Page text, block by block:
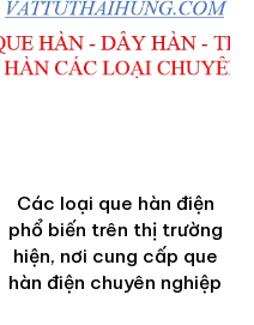
Các loại que hàn điện
phổ biến trên thị trường
hiện, nơi cung cấp que
hàn điện chuyên nghiệp